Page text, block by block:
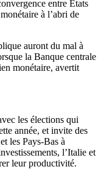
entre États
à l’abri de
auront du mal à
la Banque centrale
monétaire, avertit
les élections qui
année, et invite des
les Pays-Bas à
l’Italie et
leur productivité.